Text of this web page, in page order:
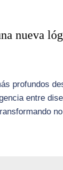
nueva
profundos
entre